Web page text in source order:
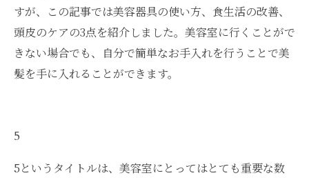
すが、この記事では美容器具の使い方、食生活の改善、
頭皮のケアの3点を紹介しました。美容室に行くことがで
きない場合でも、自分で簡単なお手入れを行うことで美
髪を手に入れることができます。
5
5というタイトルは、美容室にとってはとても重要な数